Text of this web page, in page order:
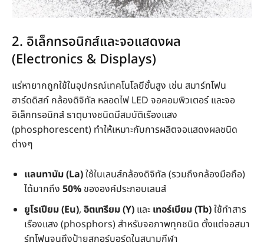
2. อิเล็กทรอนิกส์และจอแสดงผล
(Electronics & Displays)
แร่หายากถูกใช้ในอุปกรณ์เทคโนโลยีชั้นสูง เช่น สมาร์ทโฟน
ฮาร์ดดิสก์ กล้องดิจิทัล หลอดไฟ LED จอคอมพิวเตอร์ และจอ
อิเล็กทรอนิกส์ ธาตุบางชนิดมีสมบัติเรืองแสง
(phosphorescent) ทำให้เหมาะกับการผลิตจอแสดงผลชนิด
ต่างๆ
แลนทานัม (La)ใช้ในเลนส์กล้องดิจิทัล (รวมถึงกล้องมือถือ)
ได้มากถึง 50% ขององค์ประกอบเลนส์
ยูโรเปียม (Eu), อิตเทรียม (Y) และ เทอร์เบียม (Tb)ใช้ทำสาร
เรืองแสง (phosphors) สำหรับจอภาพทุกชนิด ตั้งแต่จอสมา
ร์ทโฟนจนถึงป้ายสกอร์บอร์ดในสนามกีฬา